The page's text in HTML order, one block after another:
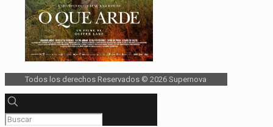
Todos los derechos Reservados © 2026 Supernova